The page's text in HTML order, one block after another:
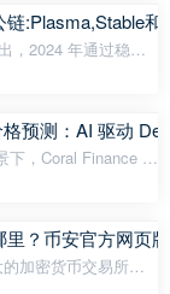
前，SKALE正
:Plasma,Stable和
，2024 年通过稳定
亿美元，其体量已
预测：AI 驱动
下，Coral Finance 作
旨在通过人工智能
？币安官方网页
加密货币交易所之